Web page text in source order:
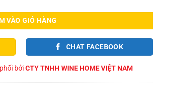
VÀO GIỎ HÀNG
CHAT FACEBOOK
bởiCTY TNHH WINE HOME VIỆT NAM